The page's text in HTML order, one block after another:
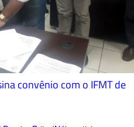
convênio com o IFMT de